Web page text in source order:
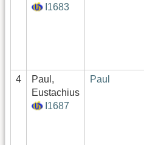
I1683
4
Paul,
Eustachius
I1687
Paul